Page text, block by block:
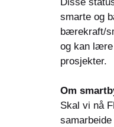
Disse
smarte og
bærekraft/
og kan lære
prosjekter.
Om
Skal vi nå